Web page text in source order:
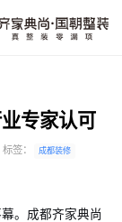
专家认可
标签：
成都装修
。成都齐家典尚